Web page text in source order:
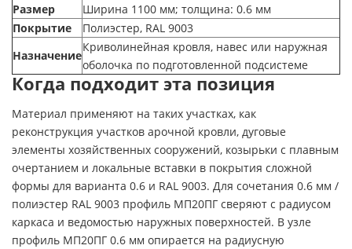
Размер
Ширина 1100 мм; толщина: 0.6 мм
Покрытие
Полиэстер, RAL 9003
Назначение
Криволинейная кровля, навес или наружная
оболочка по подготовленной подсистеме
Когда подходит эта позиция
Материал применяют на таких участках, как
реконструкция участков арочной кровли, дуговые
элементы хозяйственных сооружений, козырьки с плавным
очертанием и локальные вставки в покрытия сложной
формы для варианта 0.6 и RAL 9003. Для сочетания 0.6 мм /
полиэстер RAL 9003 профиль МП20ПГ сверяют с радиусом
каркаса и ведомостью наружных поверхностей. В узле
профиль МП20ПГ 0.6 мм опирается на радиусную